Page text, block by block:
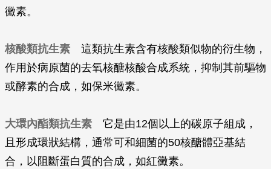
黴素。
核酸類抗生素 這類抗生素含有核酸類似物的衍生物，
作用於病原菌的去氧核醣核酸合成系統，抑制其前驅物
或酵素的合成，如保米黴素。
大環內酯類抗生素 它是由12個以上的碳原子組成，
且形成環狀結構，通常可和細菌的50核醣體亞基結
合，以阻斷蛋白質的合成，如紅黴素。